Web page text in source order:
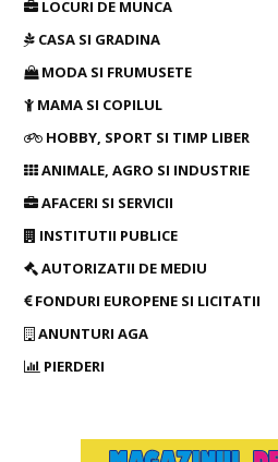
LOCURI DE MUNCA
CASA SI GRADINA
MODA SI FRUMUSETE
MAMA SI COPILUL
HOBBY, SPORT SI TIMP LIBER
ANIMALE, AGRO SI INDUSTRIE
AFACERI SI SERVICII
INSTITUTII PUBLICE
AUTORIZATII DE MEDIU
FONDURI EUROPENE SI LICITATII
ANUNTURI AGA
PIERDERI